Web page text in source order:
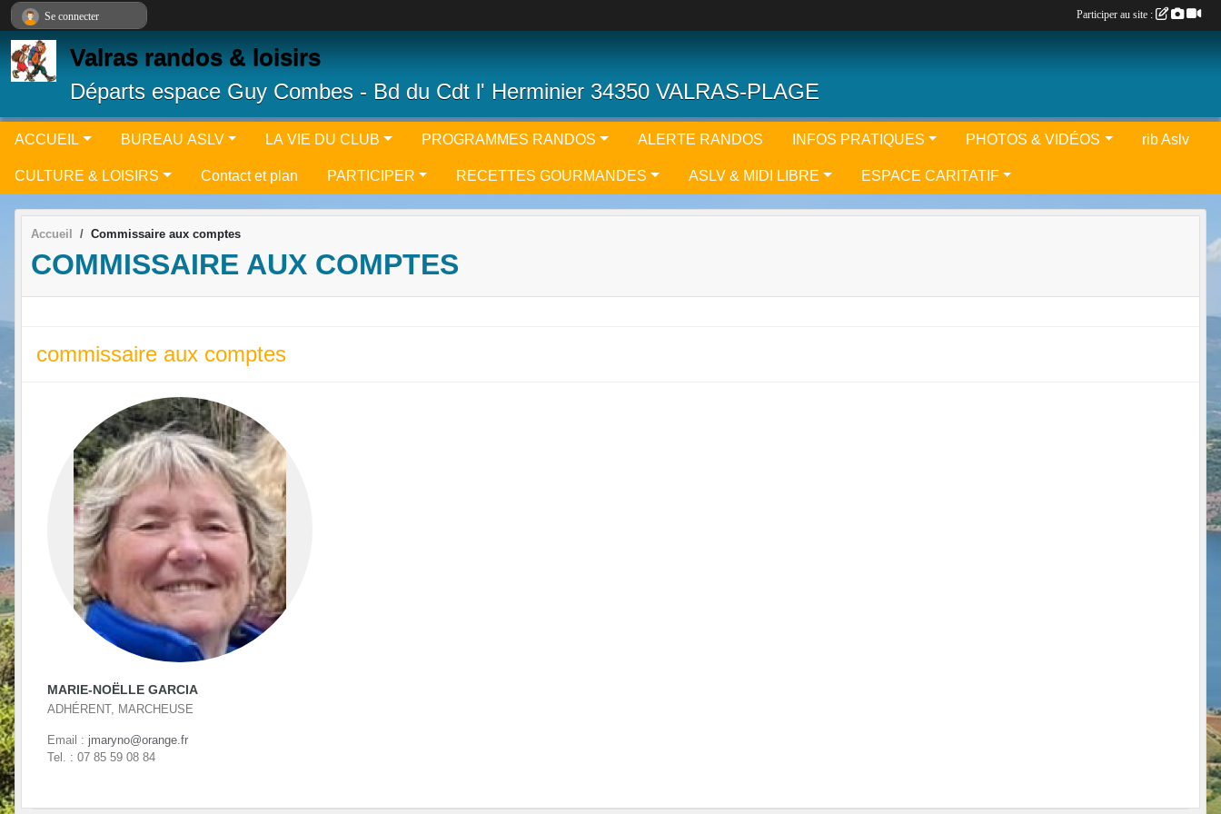
Valras randos & loisirs
Départs espace Guy Combes - Bd du Cdt l' Herminier 34350 VALRAS-PLAGE
ACCUEIL BUREAU ASLV LA VIE DU CLUB PROGRAMMES RANDOS ALERTE RANDOS INFOS PRATIQUES PHOTOS & VIDÉOS rib Aslv
CULTURE & LOISIRS Contact et plan PARTICIPER RECETTES GOURMANDES ASLV & MIDI LIBRE ESPACE CARITATIF
Accueil Commissaire aux comptes
COMMISSAIRE AUX COMPTES
commissaire aux comptes
MARIE-NOËLLE GARCIA
ADHÉRENT, MARCHEUSE
Email : jmaryno@orange.fr
Tel. : 07 85 59 08 84
Se connecter Participer au site :
Panneau de gestion des cookies